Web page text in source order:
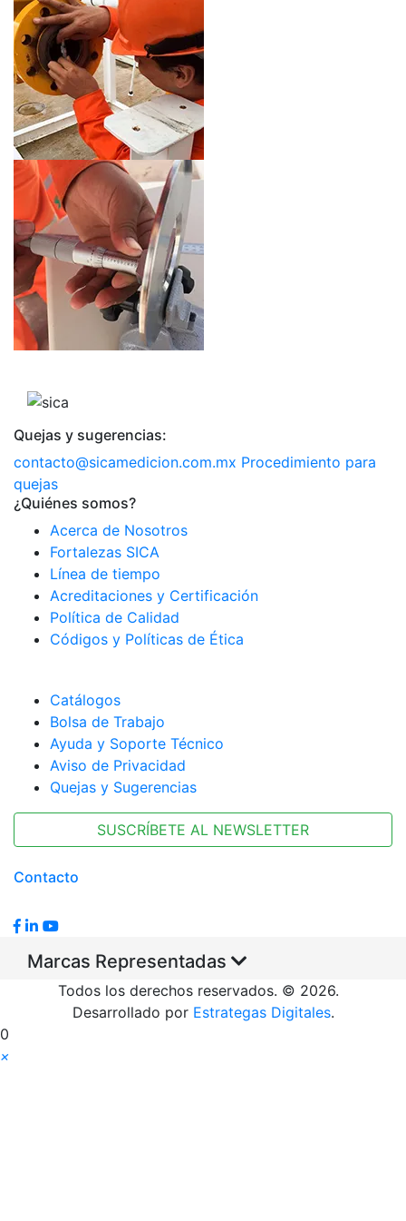
Quejas y sugerencias:
contacto@sicamedicion.com.mx Procedimiento para
quejas
¿Quiénes somos?
Acerca de Nosotros
Fortalezas SICA
Línea de tiempo
Acreditaciones y Certificación
Política de Calidad
Códigos y Políticas de Ética
Catálogos
Bolsa de Trabajo
Ayuda y Soporte Técnico
Aviso de Privacidad
Quejas y Sugerencias
SUSCRÍBETE AL NEWSLETTER
Contacto
Marcas Representadas
Todos los derechos reservados. © 2026.
Desarrollado por Estrategas Digitales.
0
×